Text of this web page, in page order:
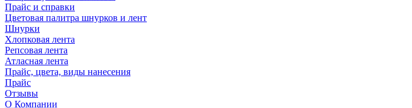
Прайс и справки
Цветовая палитра шнурков и лент
Шнурки
Хлопковая лента
Репсовая лента
Атласная лента
Прайс, цвета, виды нанесения
Прайс
Отзывы
О Компании